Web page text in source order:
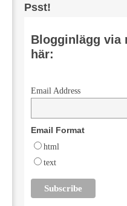
Psst!
Blogginlägg via
här:
Email Address
Email Format
html
text